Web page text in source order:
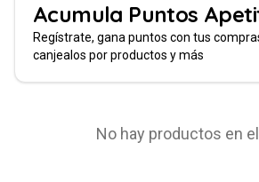
Acumula Puntos
Regístrate, gana puntos con tus
canjealos por productos y más
No hay productos en